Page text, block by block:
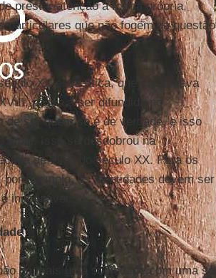
prestar atenção à forma própria,
que não fogem da questão
XX essa ética, que costumava
passa a ser difundida no
de ser quem se é de verdade, e isso
atual. Isso se desdobrou na
de 1960 do século XX. Para os
exemplo, as identidades devem ser
inaceitável.
há mais uma sociedade com uma só